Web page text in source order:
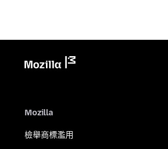
Mozilla
檢舉商標濫用